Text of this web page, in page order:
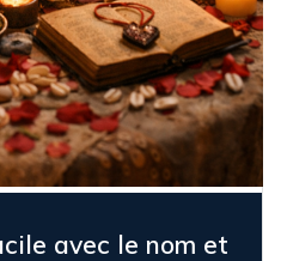
avec le nom et